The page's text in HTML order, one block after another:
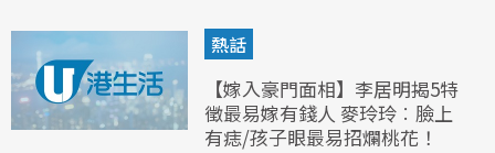
熱話
【嫁入豪門面相】李居明揭5特
徵最易嫁有錢人 麥玲玲︰臉上
有痣/孩子眼最易招爛桃花！